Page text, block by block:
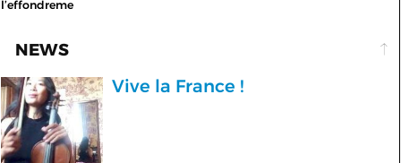
l’effondreme
NEWS
Vive la France !